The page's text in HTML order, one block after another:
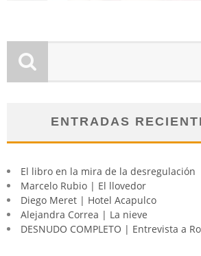
ENTRADAS
El libro en la mira de la desregulación
Marcelo Rubio | El llovedor
Diego Meret | Hotel Acapulco
Alejandra Correa | La nieve
DESNUDO COMPLETO | Entrevista a